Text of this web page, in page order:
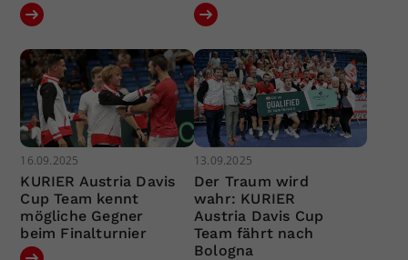
16.09.2025
KURIER Austria Davis
Cup Team kennt
mögliche Gegner
beim Finalturnier
13.09.2025
Der Traum wird
wahr: KURIER
Austria Davis Cup
Team fährt nach
Bologna